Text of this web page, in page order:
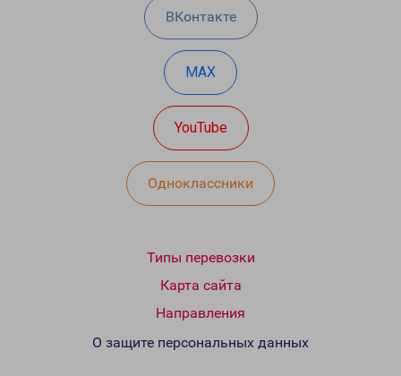
ВКонтакте
MAX
YouTube
Одноклассники
Типы перевозки
Карта сайта
Направления
О защите персональных данных